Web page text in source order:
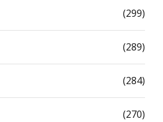
(299)
(289)
(284)
(270)